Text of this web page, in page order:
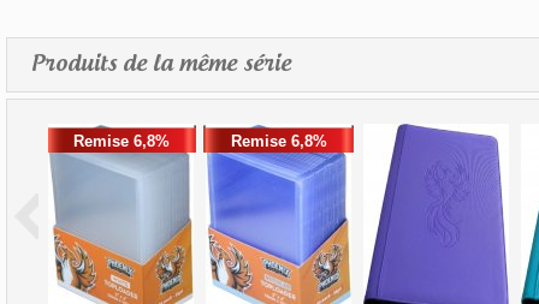
Produits de la même série
Remise 6,8% Remise 6,8%